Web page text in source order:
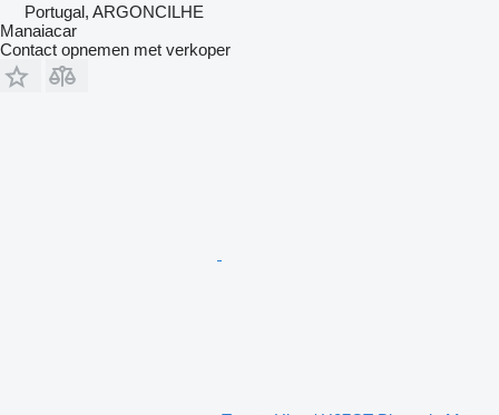
Portugal, ARGONCILHE
Manaiacar
Contact opnemen met verkoper